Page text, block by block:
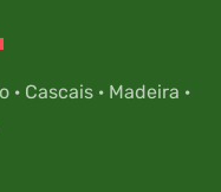
· Cascais· Madeira ·